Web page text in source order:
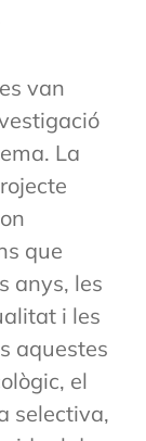
van
La
que
anys, les
i les
aquestes
el
selectiva,